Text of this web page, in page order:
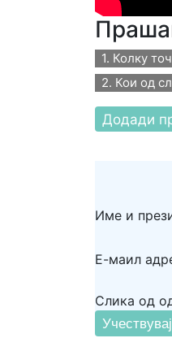
1. Колку
1.
5
Ако не
Клик
2. Кои од
2.
x=3,
Ако не
Клик на
Име и
Е-маил
Слика од